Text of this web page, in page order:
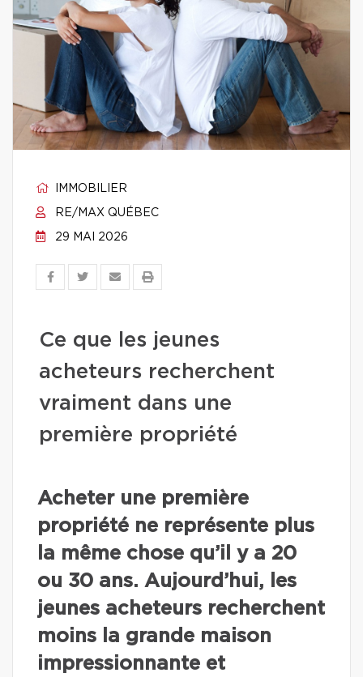
IMMOBILIER
RE/MAX QUÉBEC
29 MAI 2026
Ce que les jeunes
acheteurs recherchent
vraiment dans une
première propriété
Acheter une première
propriété ne représente plus
la même chose qu’il y a 20
ou 30 ans. Aujourd’hui, les
jeunes acheteurs recherchent
moins la grande maison
impressionnante et